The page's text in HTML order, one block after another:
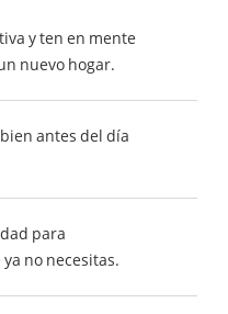
y ten en mente
nuevo hogar.
antes del día
para
no necesitas.